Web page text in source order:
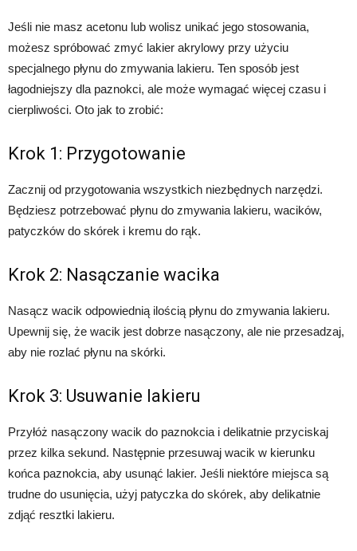
Jeśli nie masz acetonu lub wolisz unikać jego stosowania,
możesz spróbować zmyć lakier akrylowy przy użyciu
specjalnego płynu do zmywania lakieru. Ten sposób jest
łagodniejszy dla paznokci, ale może wymagać więcej czasu i
cierpliwości. Oto jak to zrobić:
Krok 1: Przygotowanie
Zacznij od przygotowania wszystkich niezbędnych narzędzi.
Będziesz potrzebować płynu do zmywania lakieru, wacików,
patyczków do skórek i kremu do rąk.
Krok 2: Nasączanie wacika
Nasącz wacik odpowiednią ilością płynu do zmywania lakieru.
Upewnij się, że wacik jest dobrze nasączony, ale nie przesadzaj,
aby nie rozlać płynu na skórki.
Krok 3: Usuwanie lakieru
Przyłóż nasączony wacik do paznokcia i delikatnie przyciskaj
przez kilka sekund. Następnie przesuwaj wacik w kierunku
końca paznokcia, aby usunąć lakier. Jeśli niektóre miejsca są
trudne do usunięcia, użyj patyczka do skórek, aby delikatnie
zdjąć resztki lakieru.